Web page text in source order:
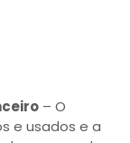
– O
e usados e a